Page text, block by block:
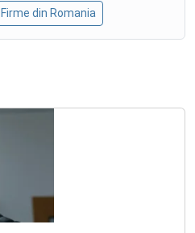
Firme din Romania